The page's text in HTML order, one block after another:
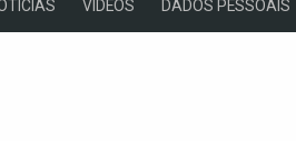
VÍDEOS DADOS PESSOAIS